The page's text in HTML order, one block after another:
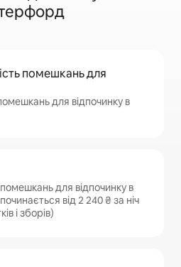
помешкань для
для відпочинку в
для відпочинку в
від 2 240 ₴ за ніч
і зборів)